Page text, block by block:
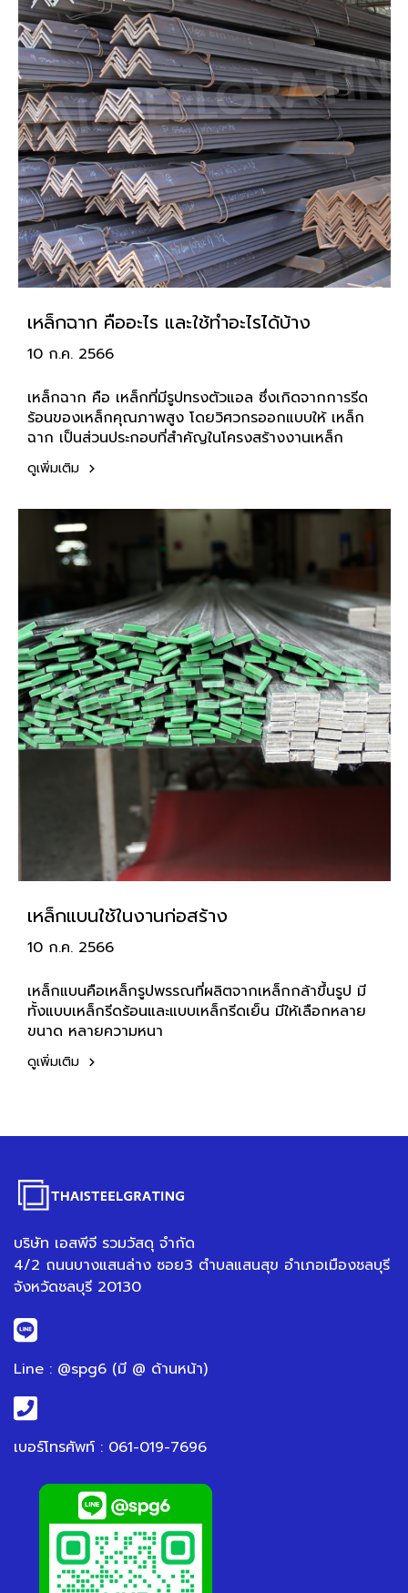
เหล็กฉาก คืออะไร และใช้ทำอะไรได้บ้าง
10 ก.ค. 2566
เหล็กฉาก คือ เหล็กที่มีรูปทรงตัวแอล ซึ่งเกิดจากการรีด
ร้อนของเหล็กคุณภาพสูง โดยวิศวกรออกแบบให้ เหล็ก
ฉาก เป็นส่วนประกอบที่สำคัญในโครงสร้างงานเหล็ก
ดูเพิ่มเติม
เหล็กแบนใช้ในงานก่อสร้าง
10 ก.ค. 2566
เหล็กแบนคือเหล็กรูปพรรณที่ผลิตจากเหล็กกล้าขึ้นรูป มี
ทั้งแบบเหล็กรีดร้อนและแบบเหล็กรีดเย็น มีให้เลือกหลาย
ขนาด หลายความหนา
ดูเพิ่มเติม
บริษัท เอสพีจี รวมวัสดุ จำกัด
4/2 ถนนบางแสนล่าง ซอย3 ตำบลแสนสุข อำเภอเมืองชลบุรี
จังหวัดชลบุรี 20130
Line : @spg6 (มี @ ด้านหน้า)
เบอร์โทรศัพท์ : 061-019-7696